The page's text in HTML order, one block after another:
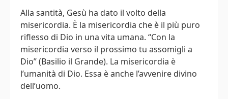
Alla santità, Gesù ha dato il volto della
misericordia. È la misericordia che è il più puro
riflesso di Dio in una vita umana. “Con la
misericordia verso il prossimo tu assomigli a
Dio” (Basilio il Grande). La misericordia è
l’umanità di Dio. Essa è anche l’avvenire divino
dell’uomo.